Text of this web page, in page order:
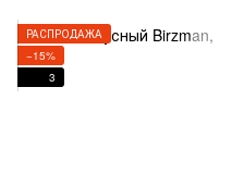
РАСПРОДАЖА
−15%
3